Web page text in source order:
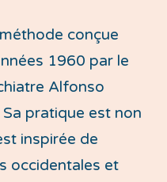
conçue
1960 par le
Alfonso
pratique est non
inspirée de
occidentales et